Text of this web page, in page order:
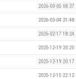
2026-03-05 08:37
2026-03-04 21:48
2026-02-17 18:24
2025-12-19 20:20
2025-12-19 20:17
2025-12-15 22:12